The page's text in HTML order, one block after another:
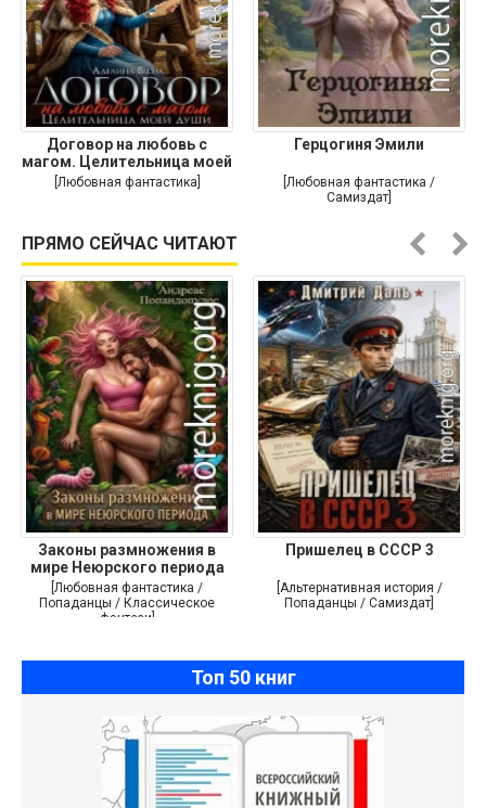
Договор на любовь с
магом. Целительница моей
души
[Любовная фантастика]
Герцогиня Эмили
[Любовная фантастика /
Самиздат]
ПРЯМО СЕЙЧАС ЧИТАЮТ
Законы размножения в
мире Неюрского периода
[Любовная фантастика /
Попаданцы / Классическое
фэнтези]
Пришелец в СССР 3
[Альтернативная история /
Попаданцы / Самиздат]
Топ 50 книг